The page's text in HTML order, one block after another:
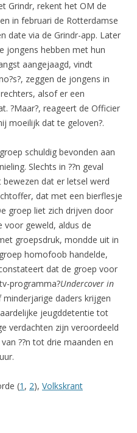
Grindr, rekent het OM de
in februari de Rotterdamse
date via de Grindr-app. Later
jongens hebben met hun
aangejaagd, vindt
zeggen de jongens in
alsof er een
?Maar?, reageert de Officier
moeilijk dat te geloven?.
schuldig bevonden aan
Slechts in ??n geval
dat er letsel werd
dat met een bierflesje
groep liet zich drijven door
voor geweld, aldus de
groepsdruk, mondde uit in
homofoob handelde,
dat de groep voor
programma?Undercover in
minderjarige daders krijgen
jeugddetentie tot
verdachten zijn veroordeeld
??n tot drie maanden en
(1 , 2), Volkskrant